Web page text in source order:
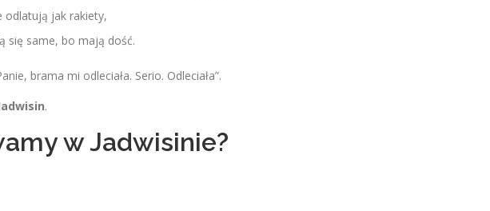
odlatują jak rakiety,
się same, bo mają dość.
brama mi odleciała. Serio. Odleciała”.
.
w Jadwisinie?